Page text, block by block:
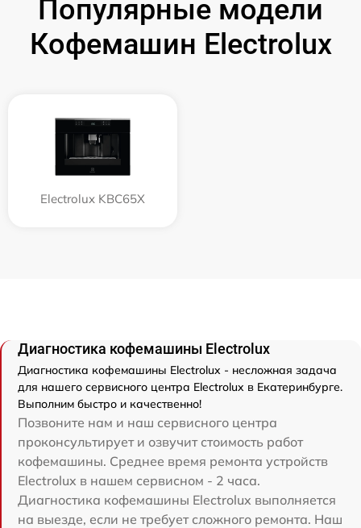
Популярные модели
Кофемашин Electrolux
Electrolux KBC65X
Диагностика кофемашины Electrolux
Диагностика кофемашины Electrolux - несложная задача
для нашего сервисного центра Electrolux в Екатеринбурге.
Выполним быстро и качественно!
Позвоните нам и наш сервисного центра
проконсультирует и озвучит стоимость работ
кофемашины. Среднее время ремонта устройств
Electrolux в нашем сервисном - 2 часа.
Диагностика кофемашины Electrolux выполняется
на выезде, если не требует сложного ремонта. Наш